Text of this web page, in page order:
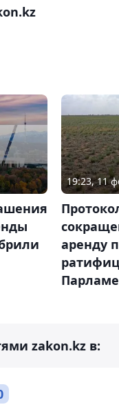
19:23, 11
аренду
zakon.kz в: